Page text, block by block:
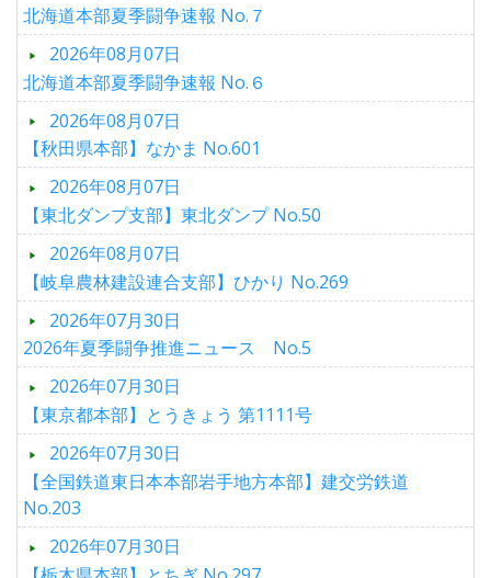
北海道本部夏季闘争速報 No.７
2026年08月07日
北海道本部夏季闘争速報 No.６
2026年08月07日
【秋田県本部】なかま No.601
2026年08月07日
【東北ダンプ支部】東北ダンプ No.50
2026年08月07日
【岐阜農林建設連合支部】ひかり No.269
2026年07月30日
2026年夏季闘争推進ニュース No.5
2026年07月30日
【東京都本部】とうきょう 第1111号
2026年07月30日
【全国鉄道東日本本部岩手地方本部】建交労鉄道
No.203
2026年07月30日